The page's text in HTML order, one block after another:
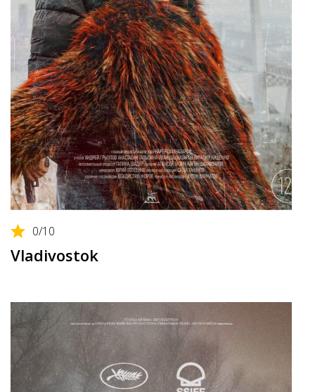
0/10
Vladivostok